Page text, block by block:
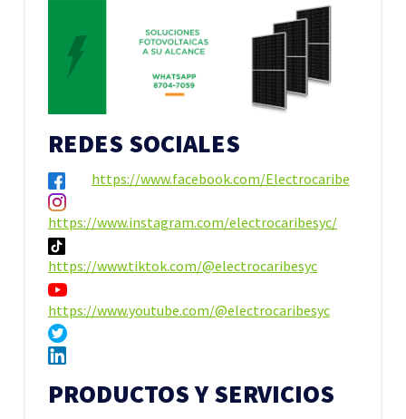
REDES SOCIALES
https://www.facebook.com/Electrocaribe
https://www.instagram.com/electrocaribesyc/
https://www.tiktok.com/@electrocaribesyc
https://www.youtube.com/@electrocaribesyc
PRODUCTOS Y SERVICIOS